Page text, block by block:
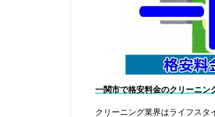
一関市で格安料金のクリーニン
クリーニング業界はライフスタ